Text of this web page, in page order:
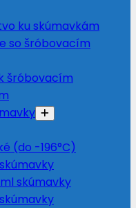
ku skúmavkám
so šróbovacím
šróbovacím
(do -196°C)
skúmavky